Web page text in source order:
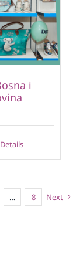
i
Details
… 8 Next